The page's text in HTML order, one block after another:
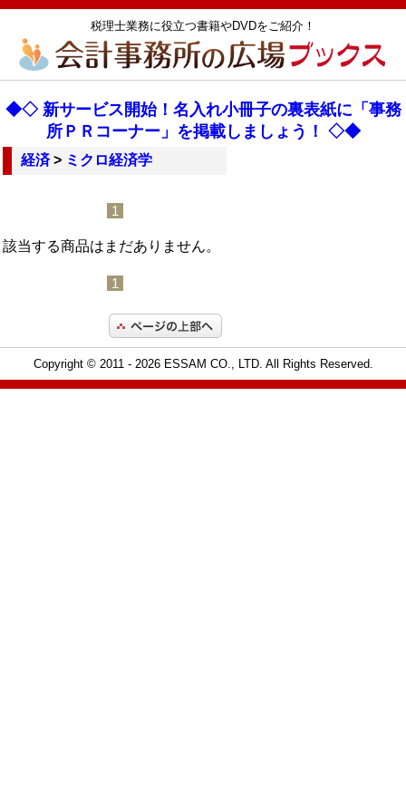
税理士業務に役立つ書籍やDVDをご紹介！
◆◇ 新サービス開始！名入れ小冊子の裏表紙に「事務
所ＰＲコーナー」を掲載しましょう！ ◇◆
経済> ミクロ経済学
1
該当する商品はまだありません。
1
Copyright © 2011 - 2026 ESSAM CO., LTD. All Rights Reserved.